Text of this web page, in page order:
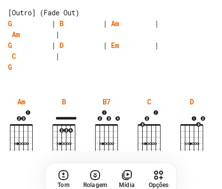
G
          |
B
          |
Am
Am
G
          |
D
          |
Em
C
G
Am B B7 C D
Tom Rolagem Mídia Opções